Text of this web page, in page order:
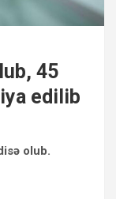
45
edilib
olub.